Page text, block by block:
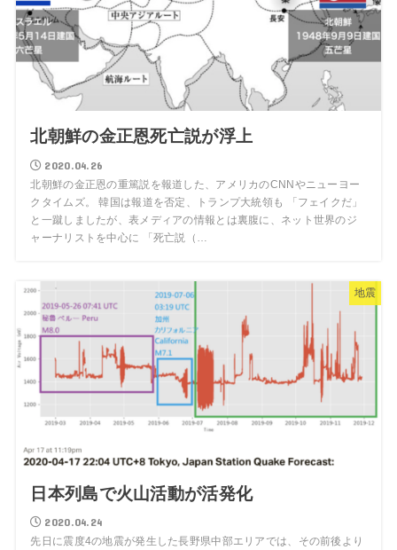
北朝鮮の金正恩死亡説が浮上
2020.04.26
北朝鮮の金正恩の重篤説を報道した、アメリカのCNNやニューヨー
クタイムズ。 韓国は報道を否定、トランプ大統領も 「フェイクだ」
と一蹴しましたが、表メディアの情報とは裏腹に、ネット世界のジ
ャーナリストを中心に 「死亡説（…
地震
日本列島で火山活動が活発化
2020.04.24
先日に震度4の地震が発生した長野県中部エリアでは、その前後より